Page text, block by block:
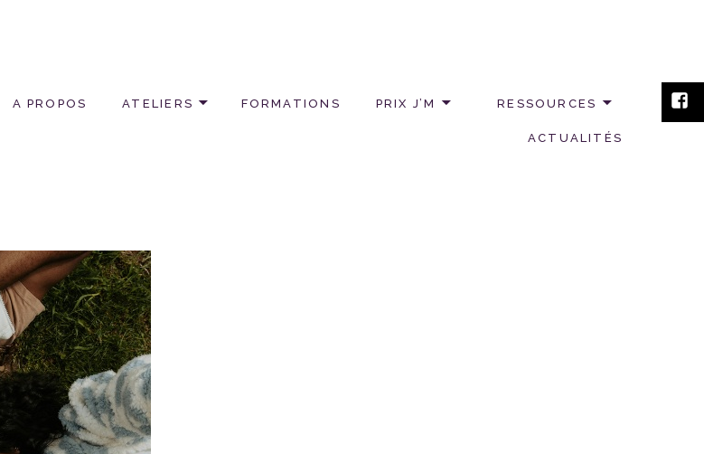
A PROPOS ATELIERS FORMATIONS PRIX J’M RESSOURCES
ACTUALITÉS